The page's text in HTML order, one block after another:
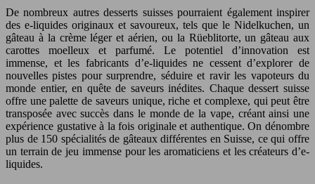
De nombreux autres desserts suisses pourraient également inspirer
des e-liquides originaux et savoureux, tels que le Nidelkuchen, un
gâteau à la crème léger et aérien, ou la Rüeblitorte, un gâteau aux
carottes moelleux et parfumé. Le potentiel d’innovation est
immense, et les fabricants d’e-liquides ne cessent d’explorer de
nouvelles pistes pour surprendre, séduire et ravir les vapoteurs du
monde entier, en quête de saveurs inédites. Chaque dessert suisse
offre une palette de saveurs unique, riche et complexe, qui peut être
transposée avec succès dans le monde de la vape, créant ainsi une
expérience gustative à la fois originale et authentique. On dénombre
plus de 150 spécialités de gâteaux différentes en Suisse, ce qui offre
un terrain de jeu immense pour les aromaticiens et les créateurs d’e-
liquides.